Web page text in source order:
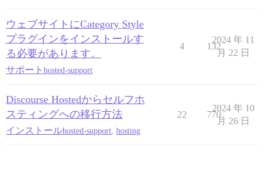
ウェブサイトにCategory Style
プラグインをインストールす
る必要があります。
サポート hosted-support
4 132
2024 年 11
月 22 日
Discourse Hostedからセルフホ
スティングへの移行方法
インストールhosted-support hosting
22 770
2024 年 10
月 26 日